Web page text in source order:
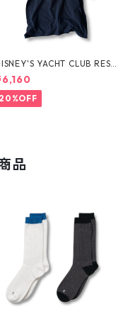
YACHT CLUB RESO
Tee
20%OFF
品